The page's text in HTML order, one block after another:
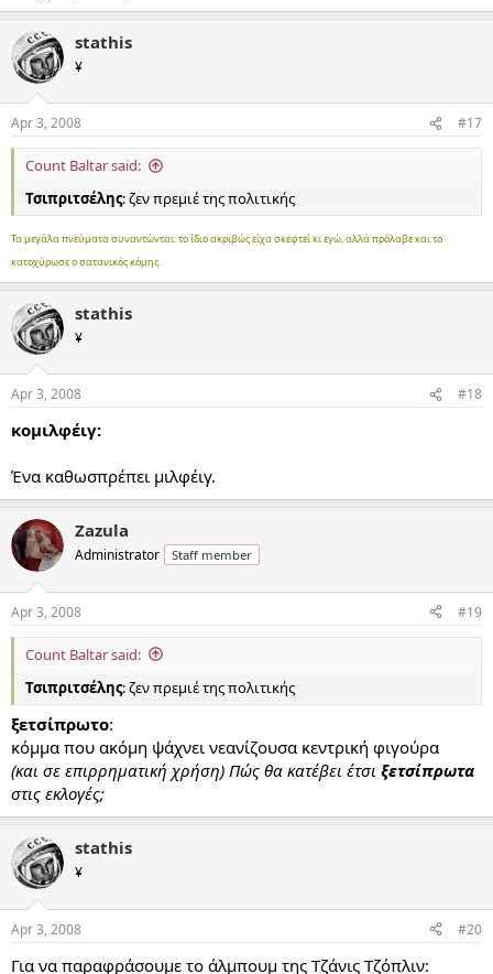
stathis
¥
Apr 3, 2008 #17
Count Baltar said:
Τσιπριτσέλης: ζεν πρεμιέ της πολιτικής
Τα μεγάλα πνεύματα συναντώνται: το ίδιο ακριβώς είχα σκεφτεί κι εγώ, αλλά πρόλαβε και το
κατοχύρωσε ο σατανικός κόμης.
stathis
¥
Apr 3, 2008 #18
κομιλφέιγ:
Ένα καθωσπρέπει μιλφέιγ.
Zazula
Administrator Staff member
Apr 3, 2008 #19
Count Baltar said:
Τσιπριτσέλης: ζεν πρεμιέ της πολιτικής
ξετσίπρωτο:
κόμμα που ακόμη ψάχνει νεανίζουσα κεντρική φιγούρα
(και σε επιρρηματική χρήση) Πώς θα κατέβει έτσι ξετσίπρωτα
στις εκλογές;
stathis
¥
Apr 3, 2008 #20
Για να παραφράσουμε το άλμπουμ της Τζάνις Τζόπλιν: